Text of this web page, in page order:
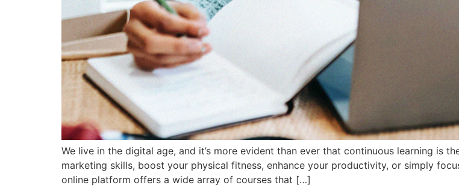
We live in the digital age, and it’s more evident than ever that continuous learning is
marketing skills, boost your physical fitness, enhance your productivity, or simply
online platform offers a wide array of courses that […]